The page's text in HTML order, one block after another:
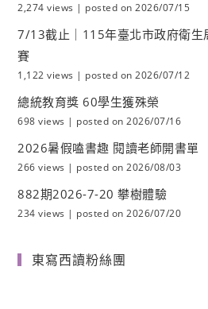
2,274 views | posted on 2026/07/15
7/13截止｜115年臺北市政府衛生
賽
1,122 views | posted on 2026/07/12
總統教育獎 60學生獲殊榮
698 views | posted on 2026/07/16
2026暑假嗑書趣 閱讀老師開書單
266 views | posted on 2026/08/03
882期2026-7-20 攀樹體驗
234 views | posted on 2026/07/20
東寫西讀粉絲團